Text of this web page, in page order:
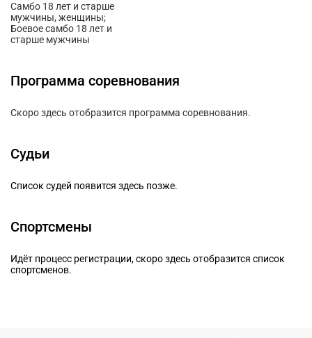
Самбо 18 лет и старше
мужчины, женщины;
Боевое самбо 18 лет и
старше мужчины
Программа соревнования
Скоро здесь отобразится программа соревнования.
Судьи
Список судей появится здесь позже.
Спортсмены
Идёт процесс регистрации, скоро здесь отобразится список
спортсменов.